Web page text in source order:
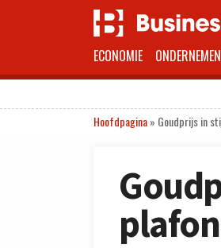
ECONOMIE ONDERNEMEN
Hoofdpagina» Goudprijs in